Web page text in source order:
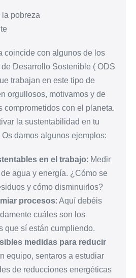
la pobreza
coincide con algunos de los
Desarrollo Sostenible ( ODS
trabajan en este tipo de
orgullosos, motivamos y de
comprometidos con el planeta.
la sustentabilidad en tu
damos algunos ejemplos:
en el trabajo: Medir
agua y energía. ¿Cómo se
y cómo disminuirlos?
procesos: Aquí debéis
cuáles son los
que sí están cumpliendo.
medidas para reducir
equipo, sentaros a estudiar
de reducciones energéticas